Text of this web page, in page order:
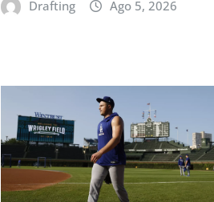
Drafting Ago 5, 2026